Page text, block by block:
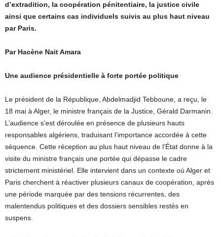
d’extradition, la coopération pénitentiaire, la justice civile
ainsi que certains cas individuels suivis au plus haut niveau
par Paris.
Par Hacène Nait Amara
Une audience présidentielle à forte portée politique
Le président de la République, Abdelmadjid Tebboune, a reçu, le
18 mai à Alger, le ministre français de la Justice, Gérald Darmanin.
L’audience s’est déroulée en présence de plusieurs hauts
responsables algériens, traduisant l’importance accordée à cette
séquence. Cette réception au plus haut niveau de l’État donne à la
visite du ministre français une portée qui dépasse le cadre
strictement ministériel. Elle intervient dans un contexte où Alger et
Paris cherchent à réactiver plusieurs canaux de coopération, après
une période marquée par des tensions récurrentes, des
malentendus politiques et des dossiers sensibles restés en
suspens.